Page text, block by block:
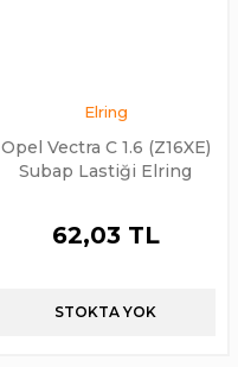
Elring
Opel Vectra C 1.6 (Z16XE)
Subap Lastiği Elring
62,03 TL
STOKTA YOK